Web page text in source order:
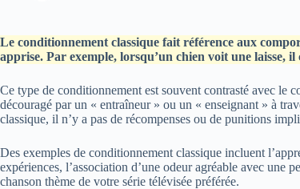
Le conditionnement classique fait référence aux
apprise. Par exemple, lorsqu’un chien voit une laisse,
Ce type de conditionnement est souvent contrasté avec le
découragé par un « entraîneur » ou un « enseignant » à
classique, il n’y a pas de récompenses ou de punitions
Des exemples de conditionnement classique incluent
expériences, l’association d’une odeur agréable avec une
chanson thème de votre série télévisée préférée.